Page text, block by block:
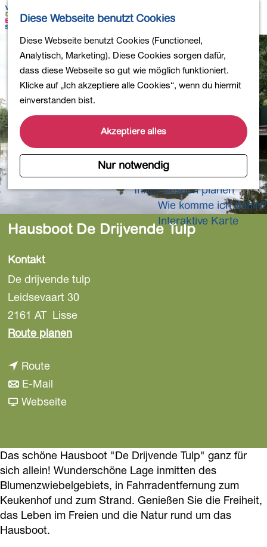
Diese Webseite benutzt Cookies
Diese Webseite benutzt Cookies (Functioneel,
Analytisch, Marketing). Diese Cookies sorgen dafür,
dass diese Webseite so gut wie möglich funktioniert.
Klicke auf „Ich akzeptiere alle Cookies“, wenn du hiermit
einverstanden bist.
Akzeptiere alles
Nur notwendig
n
S
i
e
z
u
r
H
K
r
t
e
S
c
h
e
n
e
n
ü
Einkaufen
Essen und Trinken
Kinderaktivitäten
In die Natur
Polder und Seen
Museen und mehr
Aktiv und gesund
4-Tage-Wanderung
Übernachtungen
Ihren Besuch planen
Wie komme ich dahin?
Interaktive Karte
Hausboot De Drijvende Tulp
Kontakt
De drijvende tulp
Leidsevaart 30
2161 AT Lisse
Route planenb
b
o
o
t
Routeb
i
s
u
s
b
o
E-Mail
i
a
u
s
b
Webseitea
a
u
s
b
Das schöne Hausboot "De Drijvende Tulp" ganz für
sich allein! Wunderschöne Lage inmitten des
Blumenzwiebelgebiets, in Fahrradentfernung zum
Keukenhof und zum Strand. Genießen Sie die Freiheit,
das Leben im Freien und die Natur rund um das
Hausboot.